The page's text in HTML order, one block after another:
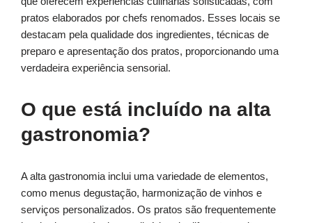
pratos elaborados por chefs renomados. Esses locais se
destacam pela qualidade dos ingredientes, técnicas de
preparo e apresentação dos pratos, proporcionando uma
verdadeira experiência sensorial.
O que está incluído na alta
gastronomia?
A alta gastronomia inclui uma variedade de elementos,
como menus degustação, harmonização de vinhos e
serviços personalizados. Os pratos são frequentemente